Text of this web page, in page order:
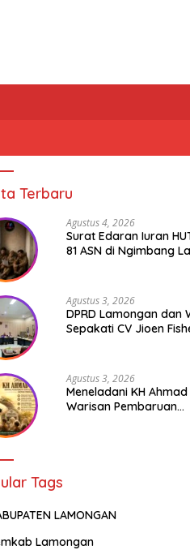
Terbaru
Agustus 4, 2026
Surat Edaran Iuran
81 ASN di Ngimbang
Agustus 3, 2026
DPRD Lamongan dan
Sepakati CV Jioen
Agustus 3, 2026
Meneladani KH
Warisan Pembaruan
Tags
LAMONGAN
Lamongan